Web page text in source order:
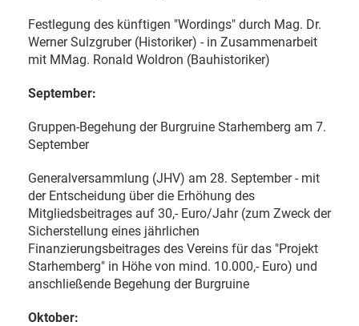
Festlegung des künftigen "Wordings" durch Mag. Dr.
Werner Sulzgruber (Historiker) - in Zusammenarbeit
mit MMag. Ronald Woldron (Bauhistoriker)
September:
Gruppen-Begehung der Burgruine Starhemberg am 7.
September
Generalversammlung (JHV) am 28. September - mit
der Entscheidung über die Erhöhung des
Mitgliedsbeitrages auf 30,- Euro/Jahr (zum Zweck der
Sicherstellung eines jährlichen
Finanzierungsbeitrages des Vereins für das "Projekt
Starhemberg" in Höhe von mind. 10.000,- Euro) und
anschließende Begehung der Burgruine
Oktober: